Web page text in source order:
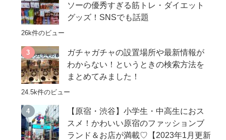
ソーの優秀すぎる筋トレ・ダイエット
グッズ！SNSでも話題
26k件のビュー
ガチャガチャの設置場所や最新情報が
わからない！というときの検索方法を
まとめてみました！
24.5k件のビュー
【原宿・渋谷】小学生・中高生におス
スメ！かわいい原宿のファッションブ
ランド＆お店が満載♡【2023年1月更新